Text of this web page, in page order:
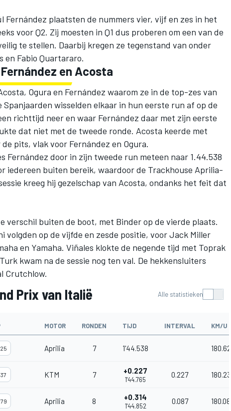
Fernández plaatsten de nummers vier, vijf en zes in het
voor Q2. Zij moesten in Q1 dus proberen om een van de
te stellen. Daarbij kregen ze tegenstand van onder
en Fabio Quartararo.
en Acosta
Ogura en Fernández waarom ze in de top-zes van
wisselden elkaar in hun eerste run af op de
richttijd neer en waar Fernández daar met zijn eerste
dat niet met de tweede ronde. Acosta keerde met
pits, vlak voor Fernández en Ogura.
Fernández door in zijn tweede run meteen naar 1.44.538
iedereen buiten bereik, waardoor de Trackhouse Aprilia-
kreeg hij gezelschap van Acosta, ondanks het feit dat
verschil buiten de boot, met Binder op de vierde plaats.
volgden op de vijfde en zesde positie, voorJack Miller
en Yamaha. Viñales klokte de negende tijd met Toprak
kwam na de sessie nog ten val. De hekkensluiters
Crutchlow.
Prix van Italië Alle statistieken
MOTOR RONDEN TIJD INTERVAL KM/U
25 Aprilia 7 1'44.538 180.623
37 KTM 7 +0.227
1'44.765
0.227 180.231
79 Aprilia 8 +0.314
1'44.852
0.087 180.082